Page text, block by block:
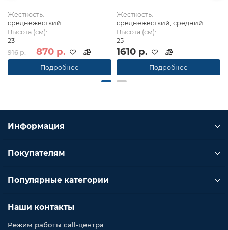
Жесткость:
среднежесткий
Высота (см):
23
916 р.
870 р.
Подробнее
Жесткость:
среднежесткий, средний
Высота (см):
25
1610 р.
Подробнее
Информация
Покупателям
Популярные категории
Наши контакты
Режим работы call-центра